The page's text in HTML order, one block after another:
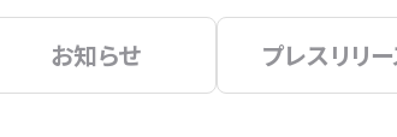
お知らせ プレスリリ